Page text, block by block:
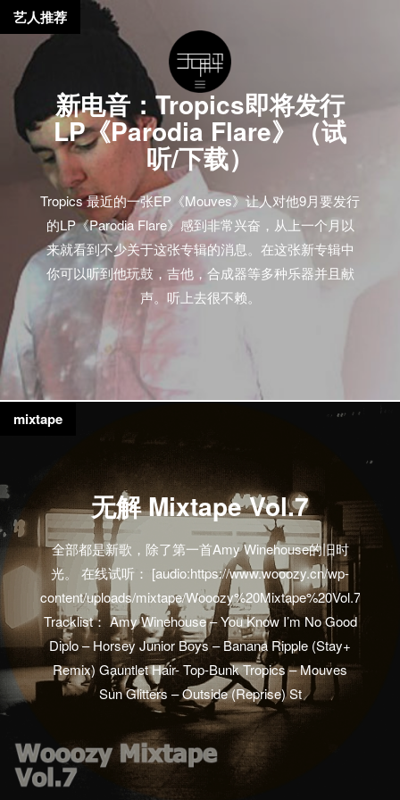
新电音：Tropics即将发行
LP《Parodia Flare》（试
听/下载）
Tropics 最近的一张EP《Mouves》让人对他9月要发行
的LP《Parodia Flare》感到非常兴奋，从上一个月以
来就看到不少关于这张专辑的消息。在这张新专辑中
你可以听到他玩鼓，吉他，合成器等多种乐器并且献
声。听上去很不赖。
艺人推荐
无解 Mixtape Vol.7
全部都是新歌，除了第一首Amy Winehouse的旧时
光。 在线试听： [audio:https://www.wooozy.cn/wp-
content/uploads/mixtape/Wooozy%20Mixtape%20Vol.7.mp3]
Tracklist： Amy Winehouse – You Know I’m No Good
Diplo – Horsey Junior Boys – Banana Ripple (Stay+
Remix) Gauntlet Hair- Top-Bunk Tropics – Mouves
Sun Glitters – Outside (Reprise) St
Vincent- Surgeon…
mixtape